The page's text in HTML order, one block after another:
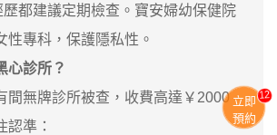
都建議定期檢查。寶安婦幼保健院
性專科，保護隱私性。
心診所？
間無牌診所被查，收費高達￥2000
認準：
立即
預約
13